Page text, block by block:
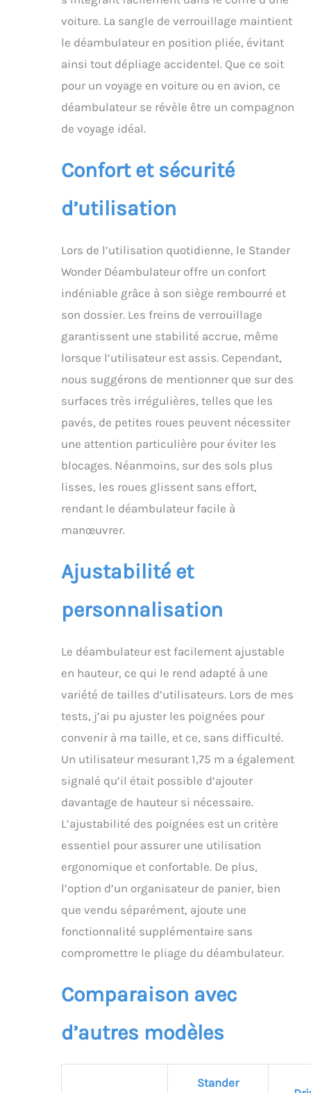
voiture. La sangle de verrouillage maintient
le déambulateur en position pliée, évitant
ainsi tout dépliage accidentel. Que ce soit
pour un voyage en voiture ou en avion, ce
déambulateur se révèle être un compagnon
de voyage idéal.
Confort et sécurité
d’utilisation
Lors de l’utilisation quotidienne, le Stander
Wonder Déambulateur offre un confort
indéniable grâce à son siège rembourré et
son dossier. Les freins de verrouillage
garantissent une stabilité accrue, même
lorsque l’utilisateur est assis. Cependant,
nous suggérons de mentionner que sur des
surfaces très irrégulières, telles que les
pavés, de petites roues peuvent nécessiter
une attention particulière pour éviter les
blocages. Néanmoins, sur des sols plus
lisses, les roues glissent sans effort,
rendant le déambulateur facile à
manœuvrer.
Ajustabilité et
personnalisation
Le déambulateur est facilement ajustable
en hauteur, ce qui le rend adapté à une
variété de tailles d’utilisateurs. Lors de mes
tests, j’ai pu ajuster les poignées pour
convenir à ma taille, et ce, sans difficulté.
Un utilisateur mesurant 1,75 m a également
signalé qu’il était possible d’ajouter
davantage de hauteur si nécessaire.
L’ajustabilité des poignées est un critère
essentiel pour assurer une utilisation
ergonomique et confortable. De plus,
l’option d’un organisateur de panier, bien
que vendu séparément, ajoute une
fonctionnalité supplémentaire sans
compromettre le pliage du déambulateur.
Comparaison avec
d’autres modèles
Stander